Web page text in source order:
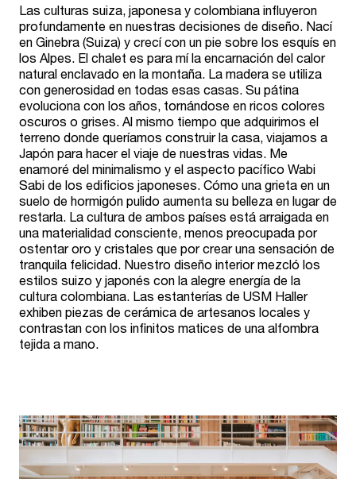
Las culturas suiza, japonesa y colombiana influyeron
profundamente en nuestras decisiones de diseño. Nací
en Ginebra (Suiza) y crecí con un pie sobre los esquís en
los Alpes. El chalet es para mí la encarnación del calor
natural enclavado en la montaña. La madera se utiliza
con generosidad en todas esas casas. Su pátina
evoluciona con los años, tornándose en ricos colores
oscuros o grises. Al mismo tiempo que adquirimos el
terreno donde queríamos construir la casa, viajamos a
Japón para hacer el viaje de nuestras vidas. Me
enamoré del minimalismo y el aspecto pacífico Wabi
Sabi de los edificios japoneses. Cómo una grieta en un
suelo de hormigón pulido aumenta su belleza en lugar de
restarla. La cultura de ambos países está arraigada en
una materialidad consciente, menos preocupada por
ostentar oro y cristales que por crear una sensación de
tranquila felicidad. Nuestro diseño interior mezcló los
estilos suizo y japonés con la alegre energía de la
cultura colombiana. Las estanterías de USM Haller
exhiben piezas de cerámica de artesanos locales y
contrastan con los infinitos matices de una alfombra
tejida a mano.